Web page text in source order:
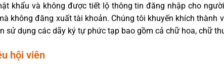
khẩu và không được tiết lộ thông tin đăng nhập cho
không đăng xuất tài khoản. Chúng tôi khuyến khích
sử dụng các dãy ký tự phức tạp bao gồm cả chữ hoa, chữ
hội viên